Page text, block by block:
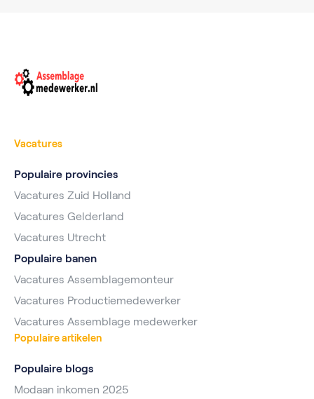
Vacatures
Populaire provincies
Vacatures Zuid Holland
Vacatures Gelderland
Vacatures Utrecht
Populaire banen
Vacatures Assemblagemonteur
Vacatures Productiemedewerker
Vacatures Assemblage medewerker
Populaire artikelen
Populaire blogs
Modaan inkomen 2025